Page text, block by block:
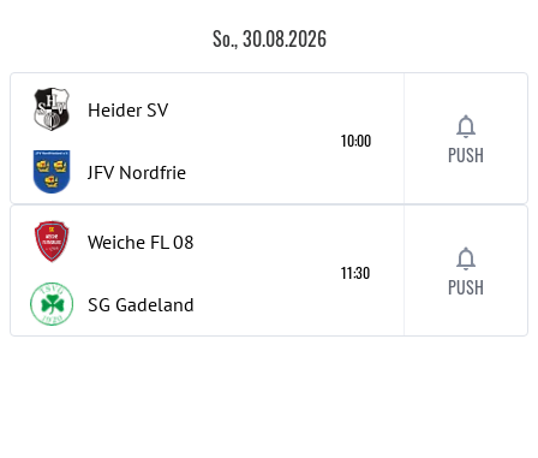
So., 30.08.2026
Heider SV
JFV Nordfrie
10:00
PUSH
Weiche FL 08
SG Gadeland
11:30
PUSH